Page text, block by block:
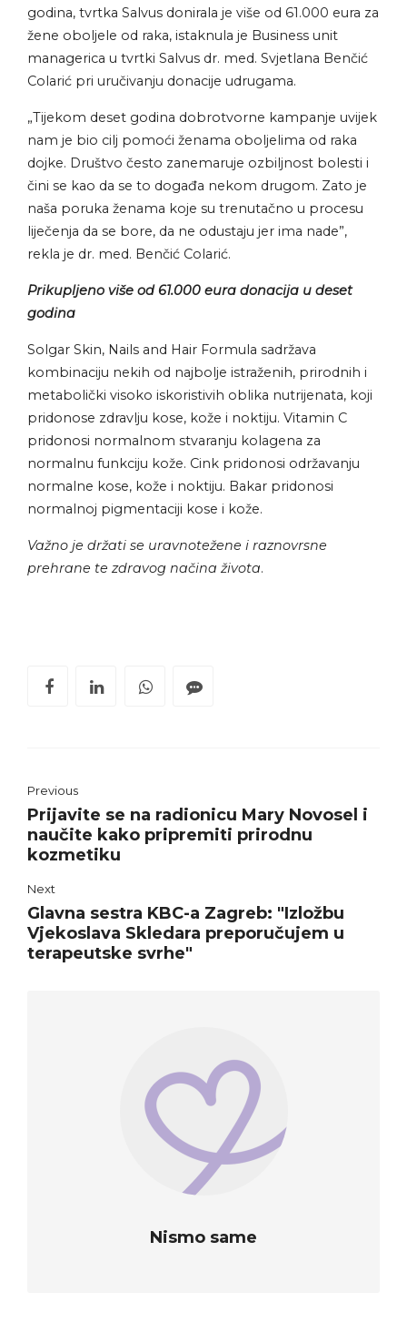
godina, tvrtka Salvus donirala je više od 61.000 eura za
žene oboljele od raka, istaknula je Business unit
managerica u tvrtki Salvus dr. med. Svjetlana Benčić
Colarić pri uručivanju donacije udrugama.
„Tijekom deset godina dobrotvorne kampanje uvijek
nam je bio cilj pomoći ženama oboljelima od raka
dojke. Društvo često zanemaruje ozbiljnost bolesti i
čini se kao da se to događa nekom drugom. Zato je
naša poruka ženama koje su trenutačno u procesu
liječenja da se bore, da ne odustaju jer ima nade”,
rekla je dr. med. Benčić Colarić.
Prikupljeno više od 61.000 eura donacija u deset
godina
Solgar Skin, Nails and Hair Formula sadržava
kombinaciju nekih od najbolje istraženih, prirodnih i
metabolički visoko iskoristivih oblika nutrijenata, koji
pridonose zdravlju kose, kože i noktiju. Vitamin C
pridonosi normalnom stvaranju kolagena za
normalnu funkciju kože. Cink pridonosi održavanju
normalne kose, kože i noktiju. Bakar pridonosi
normalnoj pigmentaciji kose i kože.
Važno je držati se uravnotežene i raznovrsne
prehrane te zdravog načina života.
Previous
Prijavite se na radionicu Mary Novosel i
naučite kako pripremiti prirodnu
kozmetiku
Next
Glavna sestra KBC-a Zagreb: "Izložbu
Vjekoslava Skledara preporučujem u
terapeutske svrhe"
Nismo same